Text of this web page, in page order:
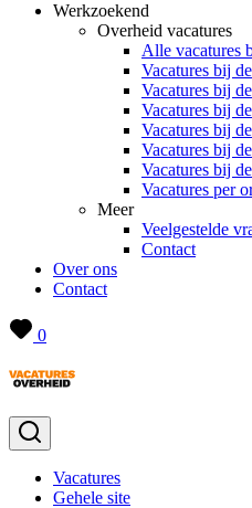
Werkzoekend
Overheid vacatures
Alle vacatures
Vacatures bij
Vacatures bij
Vacatures bij
Vacatures bij
Vacatures bij
Vacatures bij
Vacatures per
Meer
Veelgestelde
Contact
Over ons
Contact
0
Vacatures
Gehele site